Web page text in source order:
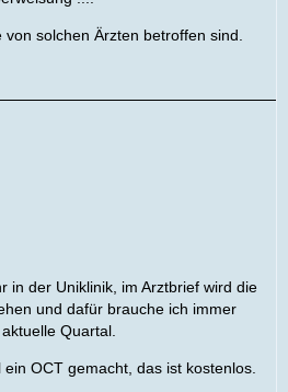
solchen Ärzten betroffen sind.
in der Uniklinik, im Arztbrief wird die
und dafür brauche ich immer
Quartal.
OCT gemacht, das ist kostenlos.